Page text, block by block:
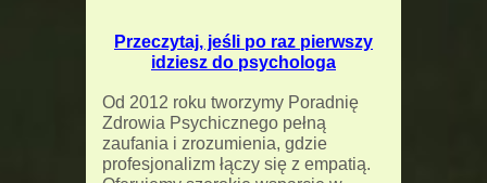
Przeczytaj, jeśli po raz pierwszy
idziesz do psychologa
Od 2012 roku tworzymy Poradnię
Zdrowia Psychicznego pełną
zaufania i zrozumienia, gdzie
profesjonalizm łączy się z empatią.